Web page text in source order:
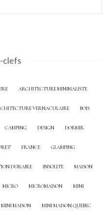
clefs
ARCHITECTURE MINIMALISTE
VERNACULAIRE BOIS
CAMPING DESIGN DORMIR
FRANCE GLAMPING
DURABLE INSOLITE MAISON
MICRO MICROMAISON MINI
MINI MAISON MINI MAISON QUEBEC